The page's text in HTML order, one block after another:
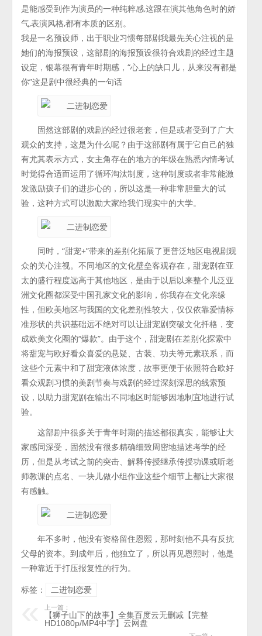
是能感受到作为演员的一种纯粹感,这跟在演其他角色时的娇
气,表演风格,都有本质的区别。
我是一名预设师，出于职业习惯每部剧我最先关心注视的是
她们的海报预设，这部剧的海报预设很符合戏剧的经过主题
设定，银幕很有青年时期感，“心上的缺口儿，从来没有都是
你”这是剧中很经典的一句话
固然这部剧的戏剧的经过很老套，但是或者受到了广大
观众的支持，这是为什么呢？由于这部剧有属于它自己的独
有尤其表示方式，女主角存在的地方的年级在熟悉内情考试
时觉得合适而运用了循环淘汰制度，这种制度或者非常能激
发激励孩子们的进步心的，所以这是一种非常胆量大的试
验，这种方式可以激励大家给我们现实中的大学。
同时，“甜宠+”带来的差别化拓展了更普泛地区电视剧观
众的关心注视。不同地区的文化壁垒客观存在，甜宠剧在亚
太的盛行程度远高于其他地区，是由于以后以来整个儿泛亚
洲文化圈都深受中国孔家文化的影响，你我存在文化亲缘
性，但欧美地区与我国的文化差别性较大，仅仅依靠爱情标
准形状的共识基础远不绝对可以让甜宠剧突破文化扦格，变
成欧美文化圈的“爆款”。由于这个，甜宠剧在差别化探索中
将甜宠与欧好看众喜爱的悬疑、古装、功夫等元素联系，而
这些个元素中和了甜宠液体浓度，故事更便于依照符合欧好
看众观剧习惯的美剧节奏与戏剧的经过深刻深思的线索预
设，以助力甜宠剧在输出不同地区时能够因地制宜地进行试
验。
这部剧中很多关于青年时期的描述都很真实，能够让大
家感同深受，固然没有很多精确细致周密地描述考学的经
历，但是从考试之前的突击、解释传授继承传授功课或听老
师教课的点名、一块儿做小组作业这些个细节上都让大家很
有感触。
年不多时，他没有资格留住恩熙，那时刻他不具有反抗
父母的资本。到成年后，他独立了，所以再见恩熙时，他是
一种靠近于打压报复性的行为。
标签：
二进制恋爱
上一篇：
【狮子山下的故事】全集百度云无删减【完整
HD1080p/MP4中字】云网盘